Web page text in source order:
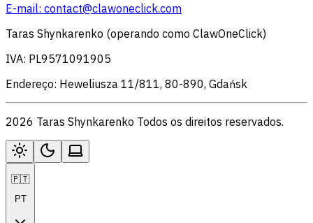
E-mail: contact@clawoneclick.com
Taras Shynkarenko (operando como ClawOneClick)
IVA: PL9571091905
Endereço: Heweliusza 11/811, 80-890, Gdańsk
2026 Taras Shynkarenko Todos os direitos reservados.
🇵🇹
PT